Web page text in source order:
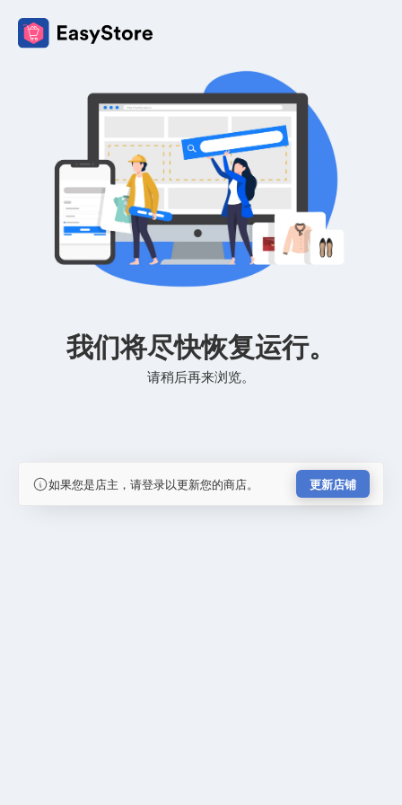
我们将尽快恢复运行。
请稍后再来浏览。
如果您是店主，请登录以更新您的商店。 更新店铺